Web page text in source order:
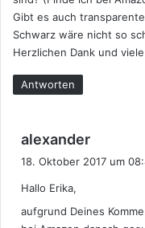
Gibt es auch
Schwarz wäre nicht so
Herzlichen Dank und
Antworten
alexander
:
18. Oktober 2017 um
Hallo Erika,
aufgrund Deines